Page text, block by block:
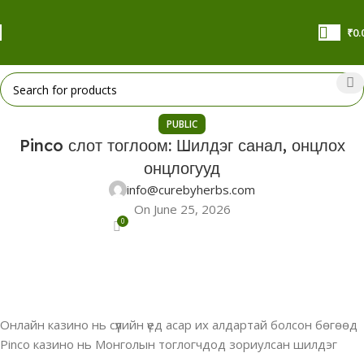
₹
PUBLIC
Pinco слот тоглоом: Шилдэг санал, онцлох
онцлогууд
info@curebyherbs.com
On June 25, 2026
0
Онлайн казино нь сүүлийн үед асар их алдартай болсон бөгөөд
Pinco казино нь Монголын тоглогчдод зориулсан шилдэг